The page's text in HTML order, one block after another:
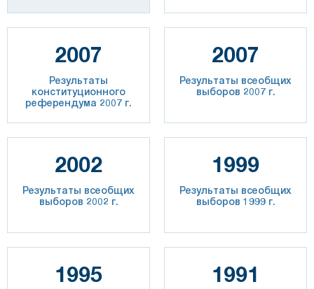
2007
Результаты
конституционного
референдума 2007 г.
2007
Результаты всеобщих
выборов 2007 г.
2002
Результаты всеобщих
выборов 2002 г.
1999
Результаты всеобщих
выборов 1999 г.
1995 1991